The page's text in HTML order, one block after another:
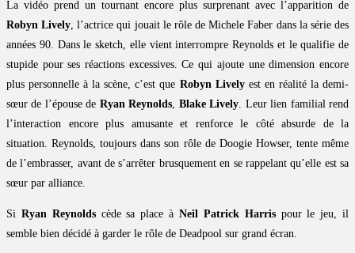
La vidéo prend un tournant encore plus surprenant avec l’apparition de
Robyn Lively, l’actrice qui jouait le rôle de Michele Faber dans la série des
années 90. Dans le sketch, elle vient interrompre Reynolds et le qualifie de
stupide pour ses réactions excessives. Ce qui ajoute une dimension encore
plus personnelle à la scène, c’est que Robyn Livelyest en réalité la demi-
sœur de l’épouse de Ryan Reynolds, Blake Lively. Leur lien familial rend
l’interaction encore plus amusante et renforce le côté absurde de la
situation. Reynolds, toujours dans son rôle de Doogie Howser, tente même
de l’embrasser, avant de s’arrêter brusquement en se rappelant qu’elle est sa
sœur par alliance.
Si Ryan Reynoldscède sa place à Neil Patrick Harrispour le jeu, il
semble bien décidé à garder le rôle de Deadpool sur grand écran.